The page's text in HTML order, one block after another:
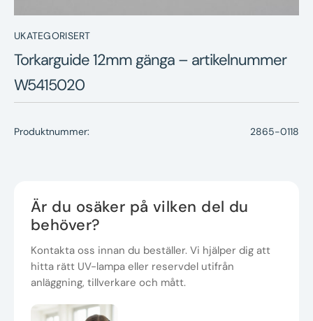
UKATEGORISERT
Torkarguide 12mm gänga – artikelnummer
W5415020
Produktnummer: 2865-0118
Är du osäker på vilken del du
behöver?
Kontakta oss innan du beställer. Vi hjälper dig att
hitta rätt UV-lampa eller reservdel utifrån
anläggning, tillverkare och mått.